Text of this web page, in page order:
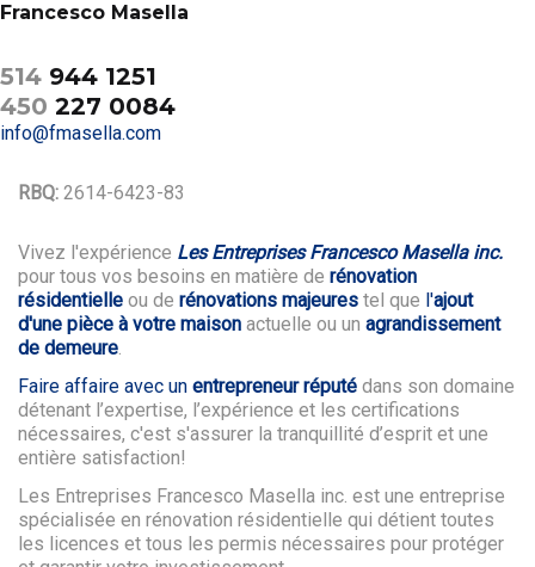
Francesco Masella
514 944 1251
450 227 0084
info@fmasella.com
RBQ: 2614-6423-83
Vivez l'expérience Les Entreprises Francesco Masella inc.
pour tous vos besoins en matière de rénovation
résidentielle ou de rénovations majeures tel que l'ajout
d'une pièce à votre maison actuelle ou un agrandissement
de demeure.
Faire affaire avec un entrepreneur réputé dans son domaine
détenant l’expertise, l’expérience et les certifications
nécessaires, c'est s'assurer la tranquillité d’esprit et une
entière satisfaction!
Les Entreprises Francesco Masella inc. est une entreprise
spécialisée en rénovation résidentielle qui détient toutes
les licences et tous les permis nécessaires pour protéger